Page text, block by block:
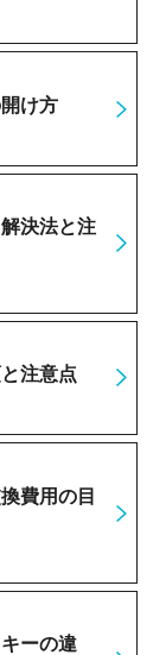
け方
決法と注
注意点
費用の目
ーの違